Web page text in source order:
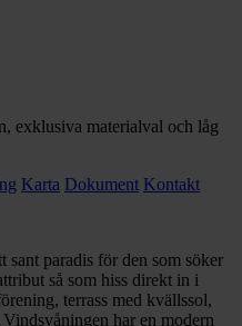
exklusiva materialval och låg
Karta Dokument Kontakt
sant paradis för den som söker
så som hiss direkt in i
terrass med kvällssol,
har en modern